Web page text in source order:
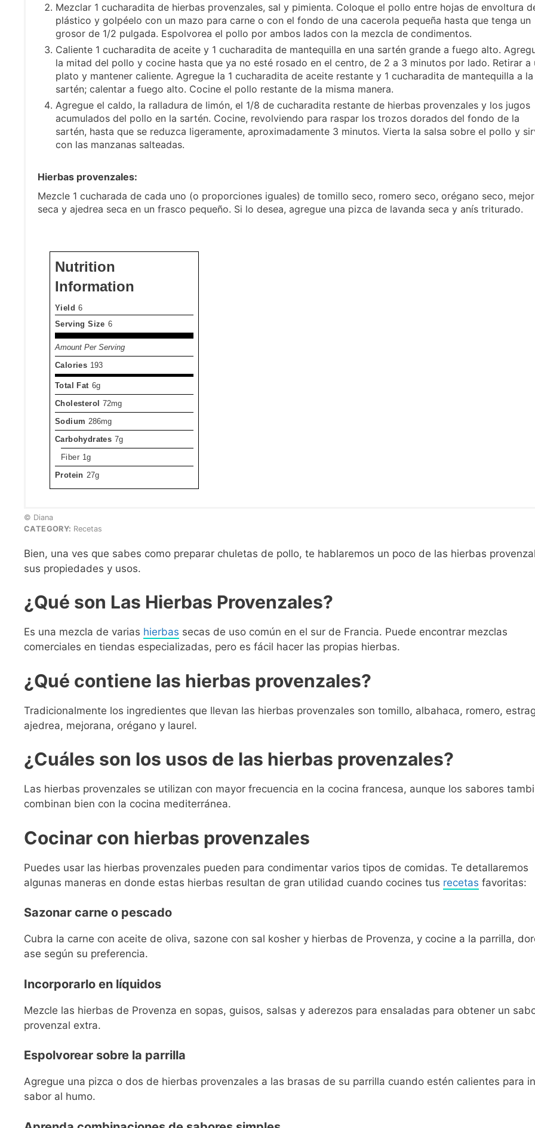
Mezclar 1 cucharadita de hierbas provenzales, sal y pimienta. Coloque el pollo entre hojas de envoltura
plástico y golpéelo con un mazo para carne o con el fondo de una cacerola pequeña hasta que tenga un
grosor de 1/2 pulgada. Espolvorea el pollo por ambos lados con la mezcla de condimentos.
Caliente 1 cucharadita de aceite y 1 cucharadita de mantequilla en una sartén grande a fuego alto.
la mitad del pollo y cocine hasta que ya no esté rosado en el centro, de 2 a 3 minutos por lado. Retirar a
plato y mantener caliente. Agregue la 1 cucharadita de aceite restante y 1 cucharadita de mantequilla a la
sartén; calentar a fuego alto. Cocine el pollo restante de la misma manera.
Agregue el caldo, la ralladura de limón, el 1/8 de cucharadita restante de hierbas provenzales y los jugos
acumulados del pollo en la sartén. Cocine, revolviendo para raspar los trozos dorados del fondo de la
sartén, hasta que se reduzca ligeramente, aproximadamente 3 minutos. Vierta la salsa sobre el pollo y
con las manzanas salteadas.
Hierbas provenzales:
Mezcle 1 cucharada de cada uno (o proporciones iguales) de tomillo seco, romero seco, orégano seco,
seca y ajedrea seca en un frasco pequeño. Si lo desea, agregue una pizca de lavanda seca y anís triturado.
Nutrition
Information
Yield 6
Serving Size 6
Amount Per Serving
Calories 193
Total Fat 6g
Cholesterol 72mg
Sodium 286mg
Carbohydrates 7g
Fiber 1g
Protein 27g
© Diana
CATEGORY: Recetas
Bien, una ves que sabes como preparar chuletas de pollo, te hablaremos un poco de las hierbas
sus propiedades y usos.
¿Qué son Las Hierbas Provenzales?
Es una mezcla de varias hierbas secas de uso común en el sur de Francia. Puede encontrar mezclas
comerciales en tiendas especializadas, pero es fácil hacer las propias hierbas.
¿Qué contiene las hierbas provenzales?
Tradicionalmente los ingredientes que llevan las hierbas provenzales son tomillo, albahaca, romero,
ajedrea, mejorana, orégano y laurel.
¿Cuáles son los usos de las hierbas provenzales?
Las hierbas provenzales se utilizan con mayor frecuencia en la cocina francesa, aunque los sabores
combinan bien con la cocina mediterránea.
Cocinar con hierbas provenzales
Puedes usar las hierbas provenzales pueden para condimentar varios tipos de comidas. Te detallaremos
algunas maneras en donde estas hierbas resultan de gran utilidad cuando cocines tus recetas favoritas:
Sazonar carne o pescado
Cubra la carne con aceite de oliva, sazone con sal kosher y hierbas de Provenza, y cocine a la parrilla,
ase según su preferencia.
Incorporarlo en líquidos
Mezcle las hierbas de Provenza en sopas, guisos, salsas y aderezos para ensaladas para obtener un
provenzal extra.
Espolvorear sobre la parrilla
Agregue una pizca o dos de hierbas provenzales a las brasas de su parrilla cuando estén calientes para
sabor al humo.